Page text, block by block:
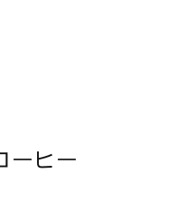
ーヒー